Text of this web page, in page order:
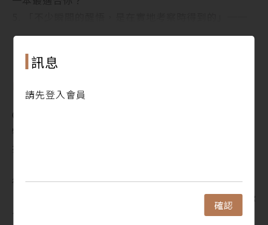
訊息
請先登入會員
確認
專訪張戎，談《毛澤東：鮮為人知的故事》
1. 一日為師，終身保固——專訪九月店長陳美儒
1. 閱讀松本大洋的《花》，會接觸到某種更廣大的存
在
2. 倘若缺乏理解，整個世界，就是一個精神病院
3. 因為我們並不偉大──關於柘植義春的作品
1. 受傷時先冰敷，再把瘀血推散──《成為男人的方
2. 定格中國民間知識分子的草根轉身──《在人民之
目錄
Contents
犢新聞 ‧ Indepth News
振興五倍券使用Ｑ＆Ａ一次解答！
得好夢幻～
【讀墨推薦書：選這本正是時候！】跑推理馬拉松，你